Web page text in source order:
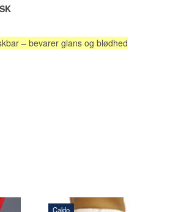
– bevarer glans og blødhed
Caldo